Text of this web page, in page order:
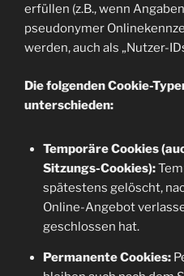
erfüllen (z.B., wenn
pseudonymer
werden, auch als „Nutzer-
Die folgenden Cookie-
unterschieden:
Temporäre Cookies
Sitzungs-Cookies):
spätestens gelöscht,
Online-Angebot
geschlossen hat.
Permanente Cookies: